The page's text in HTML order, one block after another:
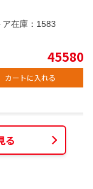
在庫： 1583
45580
カートに入れる
る